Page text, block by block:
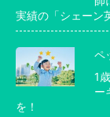
実績の「シェーン
ペ
1
ー
を！